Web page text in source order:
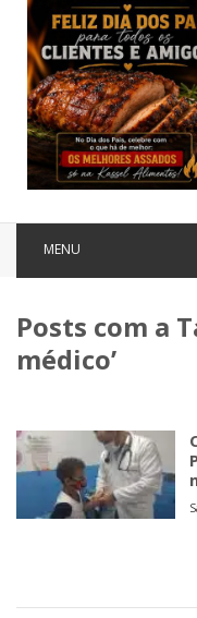
MENU
Posts com a
médico’